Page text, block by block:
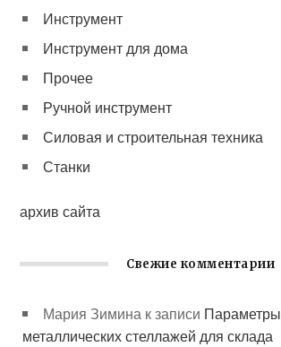
Инструмент
Инструмент для дома
Прочее
Ручной инструмент
Силовая и строительная техника
Станки
архив сайта
Свежие комментарии
Мария Зимина к записи Параметры
металлических стеллажей для склада